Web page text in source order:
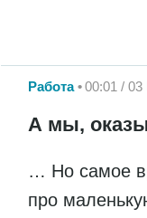
Работа 00:01 /
А мы,
… Но самое
про